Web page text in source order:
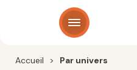
Panneau de gestion des cookies
Accueil > Par univers